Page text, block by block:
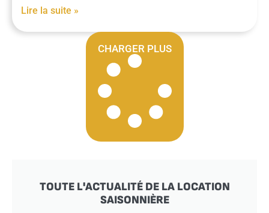
Lire la suite »
CHARGER PLUS
TOUTE L'ACTUALITÉ DE LA LOCATION
SAISONNIÈRE